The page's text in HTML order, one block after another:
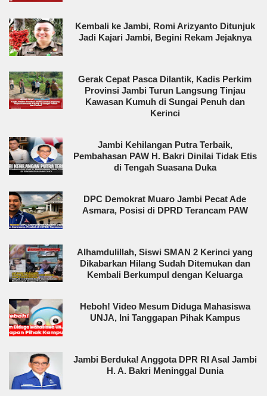
Kembali ke Jambi, Romi Arizyanto Ditunjuk
Jadi Kajari Jambi, Begini Rekam Jejaknya
Gerak Cepat Pasca Dilantik, Kadis Perkim
Provinsi Jambi Turun Langsung Tinjau
Kawasan Kumuh di Sungai Penuh dan
Kerinci
Jambi Kehilangan Putra Terbaik,
Pembahasan PAW H. Bakri Dinilai Tidak Etis
di Tengah Suasana Duka
DPC Demokrat Muaro Jambi Pecat Ade
Asmara, Posisi di DPRD Terancam PAW
Alhamdulillah, Siswi SMAN 2 Kerinci yang
Dikabarkan Hilang Sudah Ditemukan dan
Kembali Berkumpul dengan Keluarga
Heboh! Video Mesum Diduga Mahasiswa
UNJA, Ini Tanggapan Pihak Kampus
Jambi Berduka! Anggota DPR RI Asal Jambi
H. A. Bakri Meninggal Dunia